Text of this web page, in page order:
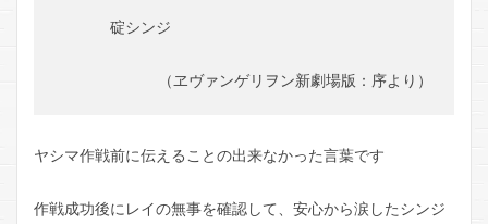
碇シンジ
（ヱヴァンゲリヲン新劇場版：序より）
ヤシマ作戦前に伝えることの出来なかった言葉です
作戦成功後にレイの無事を確認して、安心から涙したシンジ